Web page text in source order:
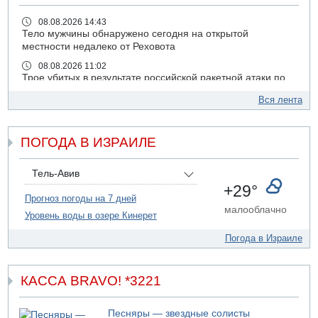
08.08.2026 14:43
Тело мужчины обнаружено сегодня на открытой
местности недалеко от Реховота
08.08.2026 11:02
Трое убитых в результате российской ракетной атаки по
07.08.2026 20:43
07.08.2026 20:41
Ynet: "Хизбалла" запустила БПЛА со взрывчаткой по
07.08.2026 19:16
ДТП в Ашдоде: тяжело ранены двое маленьких детей
07.08.2026 19:14
Дахан
Вся лента
ПОГОДА В ИЗРАИЛЕ
Тель-Авив
Прогноз погоды на 7 дней
Уровень воды в озере Кинерет
+29°
малооблачно
Погода в Израиле
КАССА BRAVO! *3221
Песняры — звездные солисты